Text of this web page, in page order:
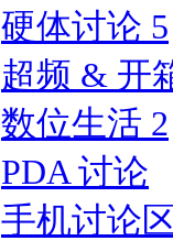
硬体讨论 5
超频 & 开
数位生活 2
PDA 讨论
手机讨论